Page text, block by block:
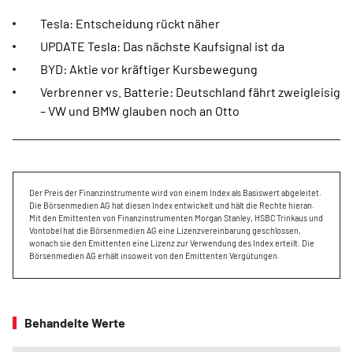
Tesla: Entscheidung rückt näher
UPDATE Tesla: Das nächste Kaufsignal ist da
BYD: Aktie vor kräftiger Kursbewegung
Verbrenner vs. Batterie: Deutschland fährt zweigleisig
– VW und BMW glauben noch an Otto
Der Preis der Finanzinstrumente wird von einem Index als Basiswert abgeleitet.
Die Börsenmedien AG hat diesen Index entwickelt und hält die Rechte hieran.
Mit den Emittenten von Finanzinstrumenten Morgan Stanley, HSBC Trinkaus und
Vontobel hat die Börsenmedien AG eine Lizenzvereinbarung geschlossen,
wonach sie den Emittenten eine Lizenz zur Verwendung des Index erteilt. Die
Börsenmedien AG erhält insoweit von den Emittenten Vergütungen.
Behandelte Werte